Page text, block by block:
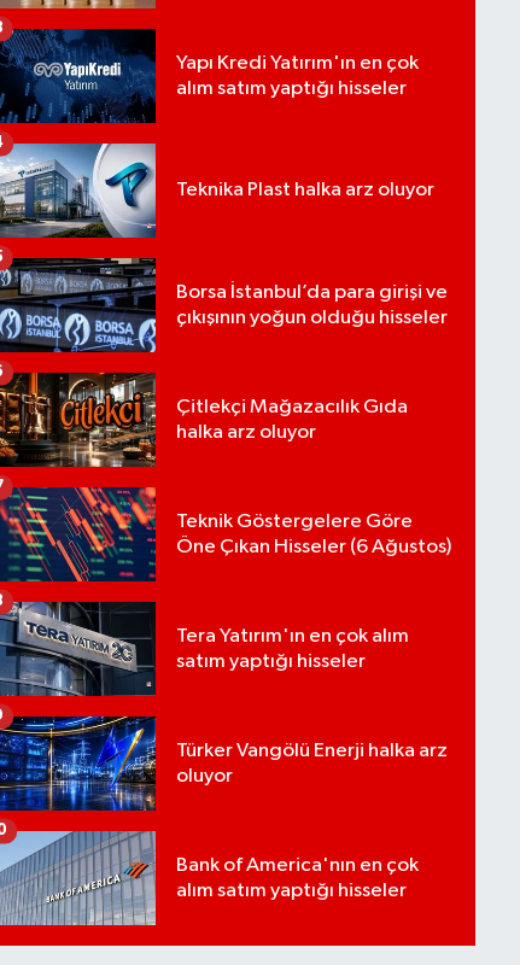
Yapı Kredi Yatırım'ın en çok
alım satım yaptığı hisseler
Teknika Plast halka arz oluyor
Borsa İstanbul’da para girişi ve
çıkışının yoğun olduğu hisseler
Çitlekçi Mağazacılık Gıda
halka arz oluyor
Teknik Göstergelere Göre
Öne Çıkan Hisseler (6 Ağustos)
Tera Yatırım'ın en çok alım
satım yaptığı hisseler
Türker Vangölü Enerji halka arz
oluyor
Bank of America'nın en çok
alım satım yaptığı hisseler